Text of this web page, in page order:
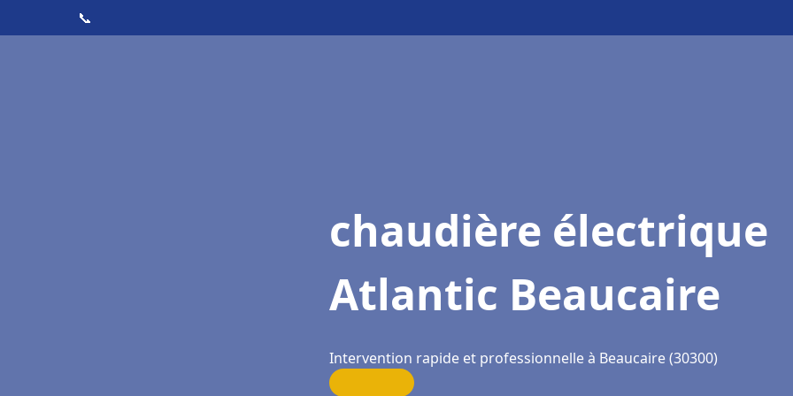
📞
chaudière électrique
Atlantic Beaucaire
Intervention rapide et professionnelle à Beaucaire (30300)